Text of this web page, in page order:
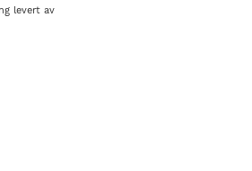
levert av